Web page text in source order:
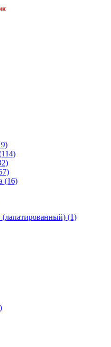
(16)
(1)